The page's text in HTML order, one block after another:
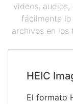
videos,
fácilmente
archivos en los
HEIC
El formato